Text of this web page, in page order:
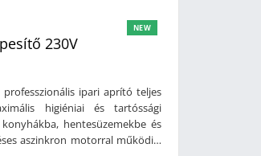
így nincsen olyan hely, ahol
tisztíthatóRozsdamentes
6 késsel felszerelve2 kés
4,7 Kw - 5,8 Kw2 tál sebesség:
400VMéret: 1071 x
vezérlés (50
230V
higiéniai és tartóssági
hentesüzemekbe és
aszinkron motorral működik,
NEW